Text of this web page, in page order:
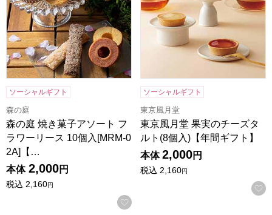
ソーシャルギフト
森の庭
森の庭 焼き菓子アソート フ
ラワーリース 10個入[MRM-0
2A]【…
本体 2,000円
税込 2,160円
お気に入りに登録する
ソーシャルギフト
東京風月堂
東京風月堂 果実のチーズタ
ルト(8個入)【年間ギフト】
本体 2,000円
税込 2,160円